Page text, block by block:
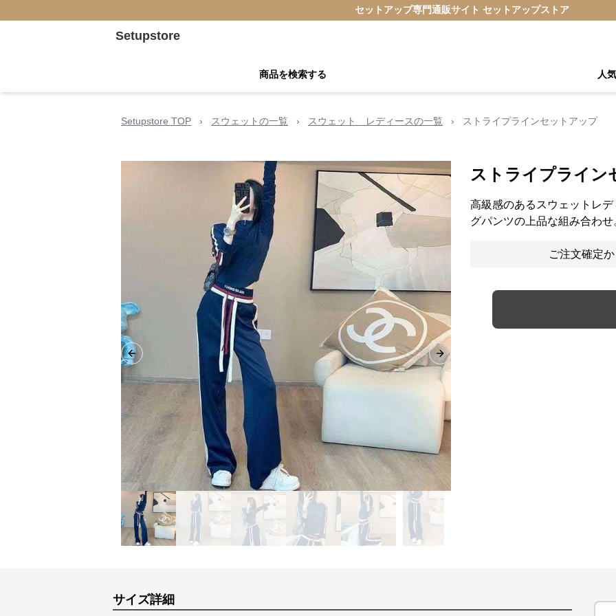
セットアップ専門通販サイト セットアップストア
Setupstore
商品を検索する 人
Setupstore TOP › スウェットの一覧 › スウェット レディースの一覧 › ストライプラインセットアップ
Previous slide Next slide
ストライプライン
高級感のあるスウェットレ
グパンツの上品な組み合わせ
ご注文確定
サイズ詳細